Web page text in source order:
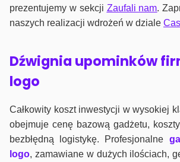
prezentujemy w sekcji Zaufali nam.
naszych realizacji wdrożeń w dziale
Dźwignia upominków
logo
Całkowity koszt inwestycji w wysokiej
obejmuje cenę bazową gadżetu,
bezbłędną logistykę. Profesjonalne
logo, zamawiane w dużych ilościach,